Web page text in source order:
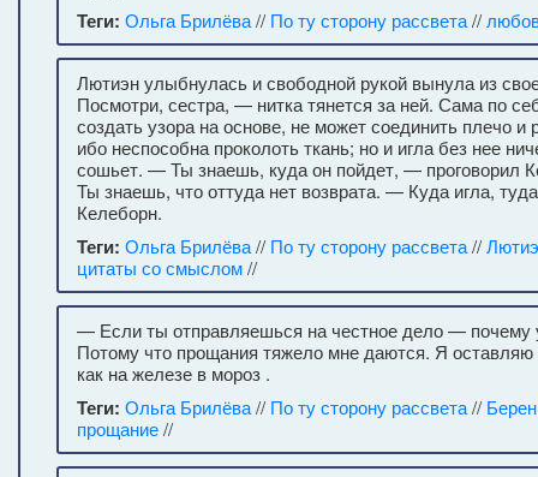
Теги: Ольга Брилёва// По ту сторону рассвета//
Лютиэн улыбнулась и свободной рукой вынула из
Посмотри, сестра, — нитка тянется за ней. Сама по
создать узора на основе, не может соединить плечо и
ибо неспособна проколоть ткань; но и игла без нее
сошьет. — Ты знаешь, куда он пойдет, — проговорил
Ты знаешь, что оттуда нет возврата. — Куда игла,
Келеборн.
Теги: Ольга Брилёва// По ту сторону рассвета//
цитаты со смыслом//
— Если ты отправляешься на честное дело —
Потому что прощания тяжело мне даются. Я
как на железе в мороз .
Теги: Ольга Брилёва// По ту сторону рассвета// Берен
прощание//